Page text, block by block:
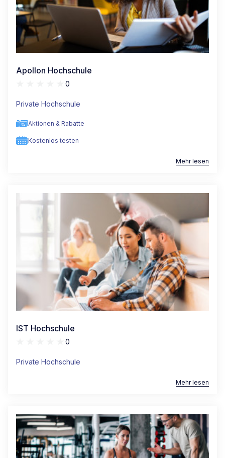
Apollon Hochschule
0
Private Hochschule
Aktionen & Rabatte
Kostenlos testen
Mehr lesen
IST Hochschule
0
Private Hochschule
Mehr lesen